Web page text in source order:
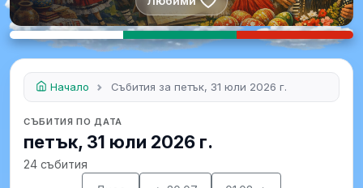
Начало Събития за петък, 31 юли 2026 г.
СЪБИТИЯ ПО ДАТА
петък, 31 юли 2026 г.
24 събития